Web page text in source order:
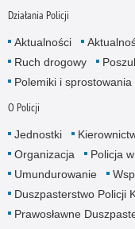
Działania Policji
Aktualności
Ruch drogowy
Polemiki i sprostowania
O Policji
Jednostki
Organizacja
Policja
Umundurowanie
Duszpasterstwo Policji
Prawosławne